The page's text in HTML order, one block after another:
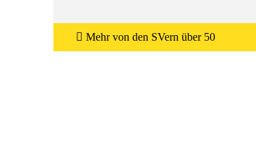
Mehr von den SVern über 50